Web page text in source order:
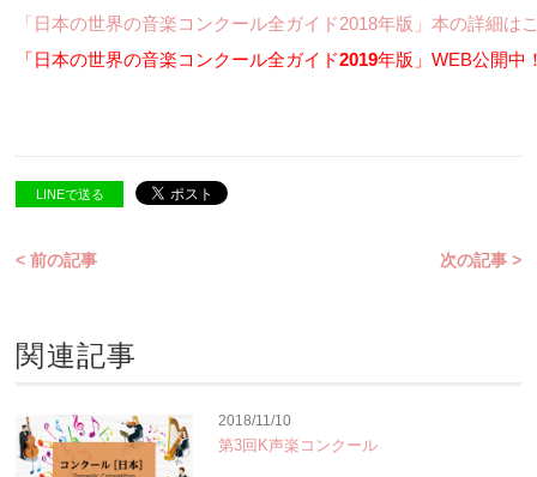
「日本の世界の音楽コンクール全ガイド2018年版」本の詳細は
「日本の世界の音楽コンクール全ガイド2019年版」WEB公開中
LINEで送る
< 前の記事 次の記事 >
関連記事
2018/11/10
第3回K声楽コンクール